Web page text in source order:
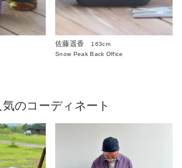
佐藤遥香
163cm
Snow Peak Back Office
気のコーディネート